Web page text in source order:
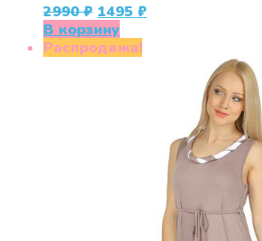
2990₽ Первоначальная
цена
составляла
1495₽Текущая
В корзину
Распродажа!